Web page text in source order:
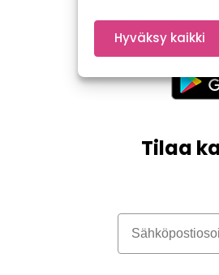
Hyväksy kaikki
Tilaa